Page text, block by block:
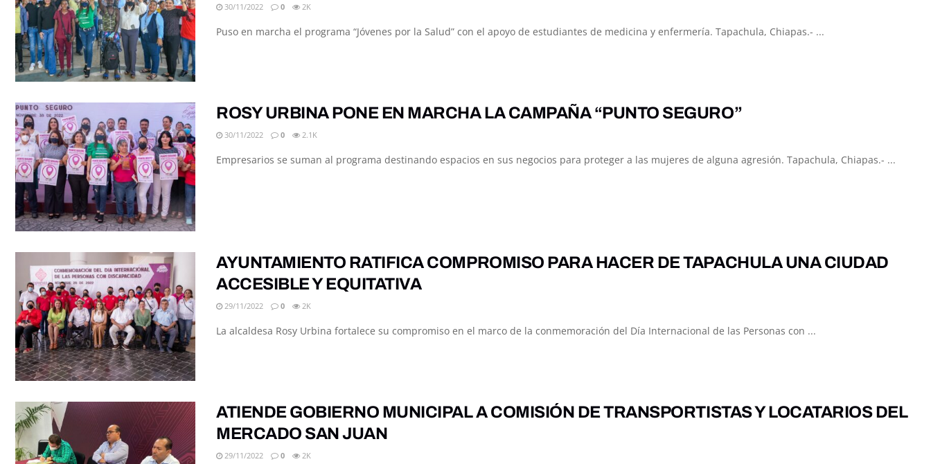
30/11/2022 0 2K
Puso en marcha el programa “Jóvenes por la Salud” con el apoyo de estudiantes de medicina y enfermería. Tapachula, Chiapas.- ...
ROSY URBINA PONE EN MARCHA LA CAMPAÑA “PUNTO SEGURO”
30/11/2022 0 2.1K
Empresarios se suman al programa destinando espacios en sus negocios para proteger a las mujeres de alguna agresión. Tapachula, Chiapas.- ...
AYUNTAMIENTO RATIFICA COMPROMISO PARA HACER DE TAPACHULA UNA CIUDAD
ACCESIBLE Y EQUITATIVA
29/11/2022 0 2K
La alcaldesa Rosy Urbina fortalece su compromiso en el marco de la conmemoración del Día Internacional de las Personas con ...
ATIENDE GOBIERNO MUNICIPAL A COMISIÓN DE TRANSPORTISTAS Y LOCATARIOS DEL
MERCADO SAN JUAN
29/11/2022 0 2K